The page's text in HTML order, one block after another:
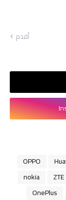
أقدم
OPPO
ZTE
nokia
OnePlus